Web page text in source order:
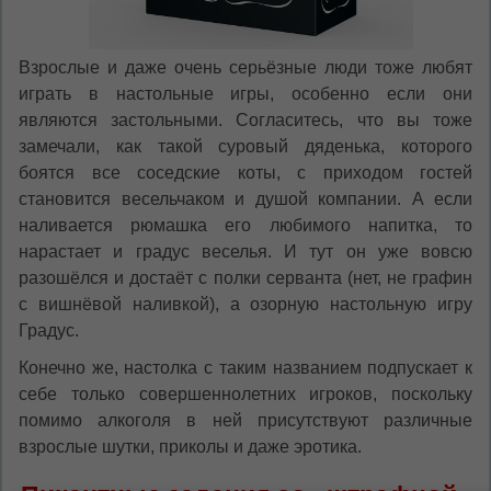
Взрослые и даже очень серьёзные люди тоже любят
играть в настольные игры, особенно если они
являются застольными. Согласитесь, что вы тоже
замечали, как такой суровый дяденька, которого
боятся все соседские коты, с приходом гостей
становится весельчаком и душой компании. А если
наливается рюмашка его любимого напитка, то
нарастает и градус веселья. И тут он уже вовсю
разошёлся и достаёт с полки серванта (нет, не графин
с вишнёвой наливкой), а озорную настольную игру
Градус.
Конечно же, настолка с таким названием подпускает к
себе только совершеннолетних игроков, поскольку
помимо алкоголя в ней присутствуют различные
взрослые шутки, приколы и даже эротика.